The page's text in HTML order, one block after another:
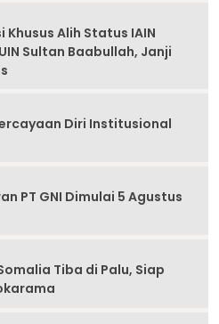
Khusus Alih Status IAIN
Sultan Baabullah, Janji
Diri Institusional
PT GNI Dimulai 5 Agustus
Tiba di Palu, Siap